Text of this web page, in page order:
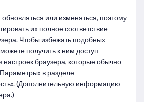
или изменяться, поэтому
их полное соответствие
Чтобы избежать подобных
получить к ним доступ
настроек браузера, которые обычно
в разделе
(Дополнительную информацию